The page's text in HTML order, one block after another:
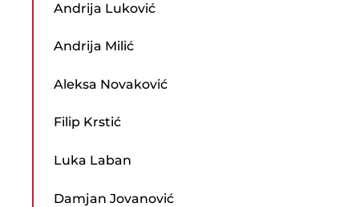
Andrija Luković
Andrija Milić
Aleksa Novaković
Filip Krstić
Luka Laban
Damjan Jovanović